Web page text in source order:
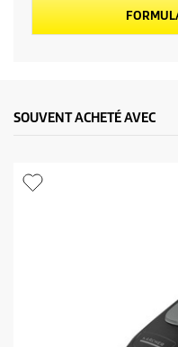
SOUVENT ACHETÉ AVEC